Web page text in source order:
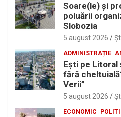
Soare(le) și
poluării
Slobozia
5 august 2026
ADMINISTRAȚIE
Eşti pe
fără
Verii”
5 august 2026
ECONOMIC